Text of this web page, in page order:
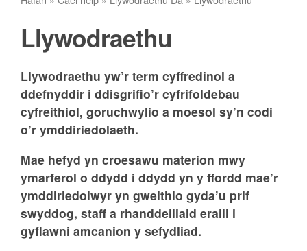
Llywodraethu
Llywodraethu yw’r term cyffredinol a
ddefnyddir i ddisgrifio’r cyfrifoldebau
cyfreithiol, goruchwylio a moesol sy’n codi
o’r ymddiriedolaeth.
Mae hefyd yn croesawu materion mwy
ymarferol o ddydd i ddydd yn y ffordd mae’r
ymddiriedolwyr yn gweithio gyda’u prif
swyddog, staff a rhanddeiliaid eraill i
gyflawni amcanion y sefydliad.